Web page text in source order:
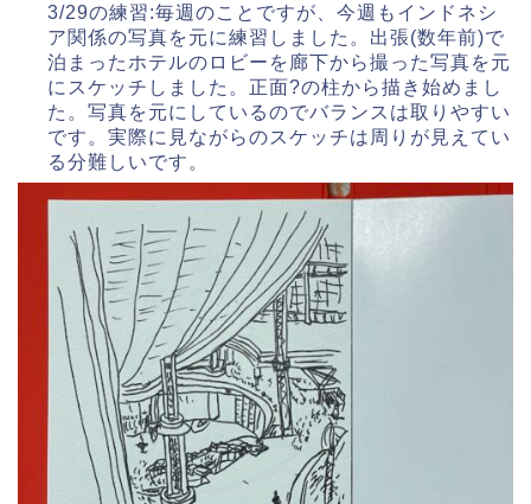
3/29の練習:毎週のことですが、今週もインドネシ
ア関係の写真を元に練習しました。出張(数年前)で
泊まったホテルのロビーを廊下から撮った写真を元
にスケッチしました。正面?の柱から描き始めまし
た。写真を元にしているのでバランスは取りやすい
です。実際に見ながらのスケッチは周りが見えてい
る分難しいです。